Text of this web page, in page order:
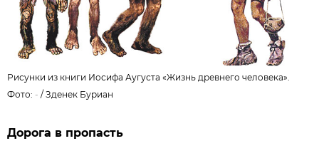
Рисунки из книги Иосифа Аугуста «Жизнь древнего человека».
Фото: - / Зденек Буриан
Дорога в пропасть